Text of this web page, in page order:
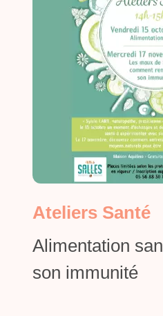
Ateliers Santé
Alimentation
son immunité